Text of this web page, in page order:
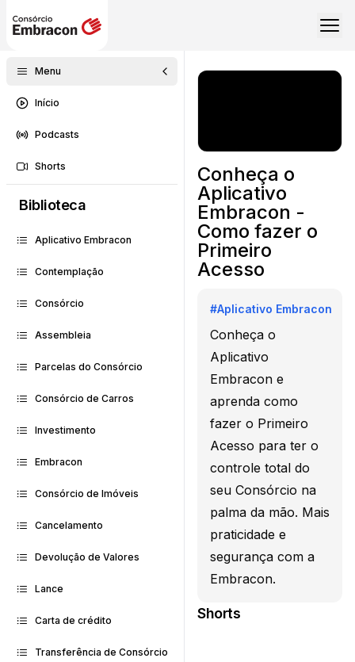
Menu
Início
Podcasts
Shorts
Biblioteca
Aplicativo Embracon
Contemplação
Consórcio
Assembleia
Parcelas do Consórcio
Consórcio de Carros
Investimento
Embracon
Consórcio de Imóveis
Cancelamento
Devolução de Valores
Lance
Carta de crédito
Transferência de Consórcio
Conheça o
Aplicativo
Embracon -
Como fazer o
Primeiro
Acesso
#Aplicativo Embracon
Conheça o
Aplicativo
Embracon e
aprenda como
fazer o Primeiro
Acesso para ter o
controle total do
seu Consórcio na
palma da mão. Mais
praticidade e
segurança com a
Embracon.
Shorts